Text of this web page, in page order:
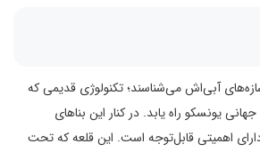
آبی‌اش می‌شناسند؛ تکنولوژی قدیمی که
یونسکو راه یابد. در کنار این بناهای
اهمیتی قابل‌توجه است. این قلعه که تحت